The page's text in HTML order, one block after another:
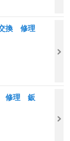
換 修理
修理 鈑